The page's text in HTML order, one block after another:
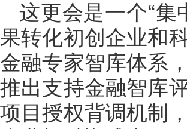
这更会是一个“集
果转化初创企业和
金融专家智库体系
推出支持金融智库
项目授权背调机制